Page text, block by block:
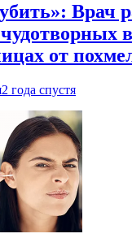
Врач
от
2 года спустя